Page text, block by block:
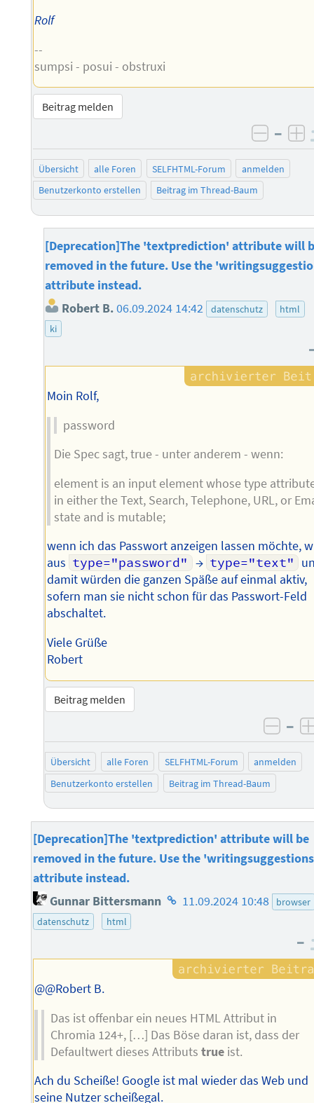
Rolf
--
sumpsi - posui - obstruxi
Beitrag melden
–
Übersicht alle Foren SELFHTML-Forum
anmelden
Benutzerkonto erstellen
Beitrag im Thread-Baum
[Deprecation]The 'textprediction' attribute will
removed in the future. Use the
attribute instead.
Robert B.06.09.2024 14:42 datenschutz
html
ki
Moin Rolf,
password
Die Spec sagt, true - unter anderem - wenn:
element is an input element whose type
in either the Text, Search, Telephone, URL, or
state and is mutable;
wenn ich das Passwort anzeigen lassen möchte,
aus type="password" → type="text"
damit würden die ganzen Späße auf einmal aktiv,
sofern man sie nicht schon für das Passwort-Feld
abschaltet.
Viele Grüße
Robert
Beitrag melden
–
Übersicht alle Foren SELFHTML-Forum
anmelden
Benutzerkonto erstellen
Beitrag im Thread-Baum
[Deprecation]The 'textprediction' attribute will be
removed in the future. Use the
attribute instead.
Gunnar Bittersmann Homepage
11.09.2024 10:48
browser
datenschutz
html
–
@@Robert B.
Das ist offenbar ein neues HTML Attribut in
Chromia 124+, […] Das Böse daran ist, dass der
Defaultwert dieses Attributstrue ist.
Ach du Scheiße! Google ist mal wieder das Web und
seine Nutzer scheißegal.